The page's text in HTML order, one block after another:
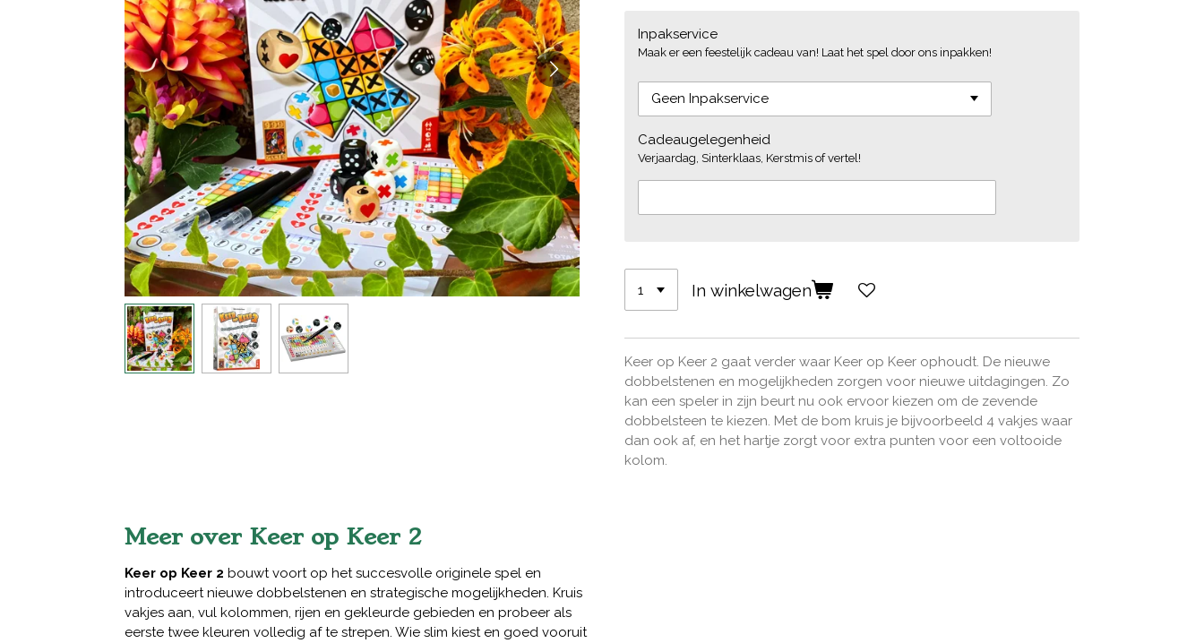
Inpakservice
Maak er een feestelijk cadeau van! Laat het spel door ons inpakken!
Cadeaugelegenheid
Verjaardag, Sinterklaas, Kerstmis of vertel!
In winkelwagen
Keer op Keer 2 gaat verder waar Keer op Keer ophoudt. De nieuwe
dobbelstenen en mogelijkheden zorgen voor nieuwe uitdagingen. Zo
kan een speler in zijn beurt nu ook ervoor kiezen om de zevende
dobbelsteen te kiezen. Met de bom kruis je bijvoorbeeld 4 vakjes waar
dan ook af, en het hartje zorgt voor extra punten voor een voltooide
kolom.
Meer over Keer op Keer 2
Keer op Keer 2 bouwt voort op het succesvolle originele spel en
introduceert nieuwe dobbelstenen en strategische mogelijkheden. Kruis
vakjes aan, vul kolommen, rijen en gekleurde gebieden en probeer als
eerste twee kleuren volledig af te strepen. Wie slim kiest en goed vooruit